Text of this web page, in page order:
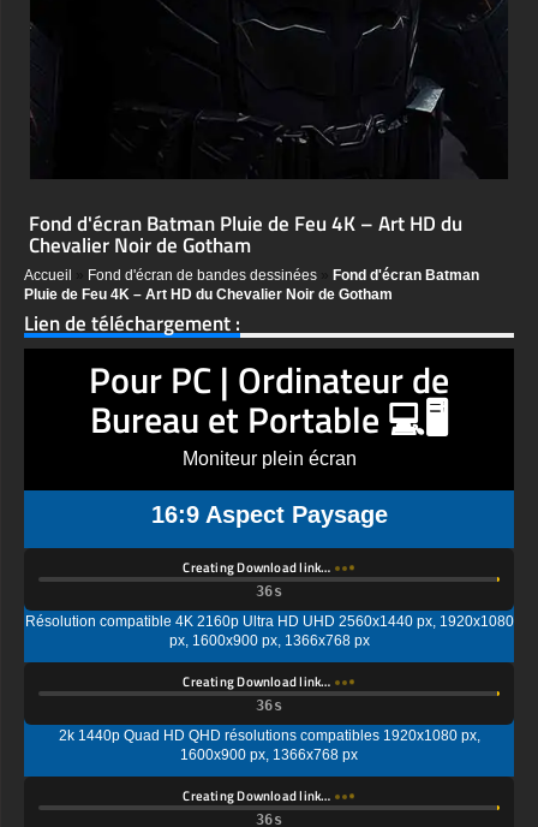
Fond d'écran Batman Pluie de Feu 4K – Art HD du
Chevalier Noir de Gotham
Accueil Fond d'écran de bandes dessinées
Fond d'écran Batman
Pluie de Feu 4K – Art HD du Chevalier Noir de Gotham
Lien de téléchargement :
Pour PC | Ordinateur de
Bureau et Portable 💻🖥️
Moniteur plein écran
16:9 Aspect Paysage
Creating Download link…
Résolution compatible 4K 2160p Ultra HD UHD 2560x1440 px, 1920x1080
px, 1600x900 px, 1366x768 px
Creating Download link…
2k 1440p Quad HD QHD résolutions compatibles 1920x1080 px,
Creating Download link…
Résolution compatible 1080p Full HD (FHD) 1600x900 px, 1366x768 px